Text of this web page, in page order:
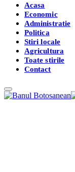
Acasa
Economic
Administratie
Politica
Stiri locale
Agricultura
Toate stirile
Contact